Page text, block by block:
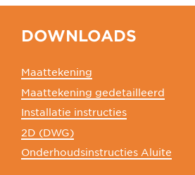
DOWNLOADS
Maattekening
Maattekening gedetailleerd
Installatie instructies
2D (DWG)
Onderhoudsinstructies Aluite